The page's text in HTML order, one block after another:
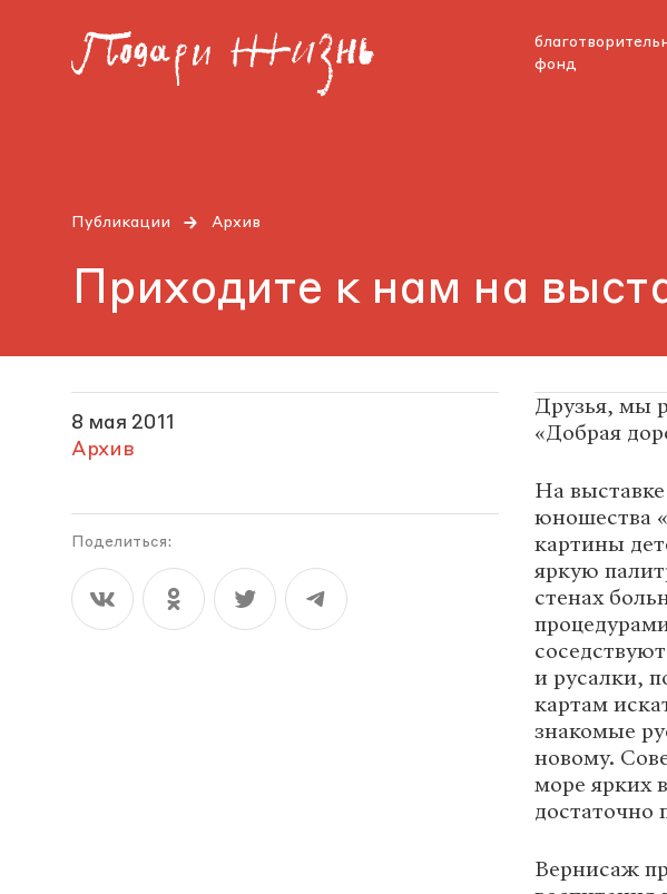
фонд
Публикации Архив
Приходите к нам на
8 мая 2011
Архив
Поделиться:
Друзья, мы
«Добрая
На
юношества
картины
яркую
стенах
и русалки,
картам
знакомые
новому.
море ярких
достаточно
Вернисаж